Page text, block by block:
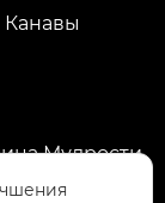
Мудрости,
Хуэйшань,